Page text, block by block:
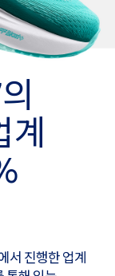
서 진행한 업계